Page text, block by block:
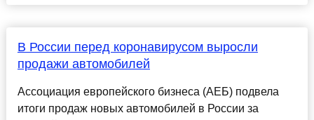
В России перед коронавирусом выросли
продажи автомобилей
Ассоциация европейского бизнеса (АЕБ) подвела
итоги продаж новых автомобилей в России за